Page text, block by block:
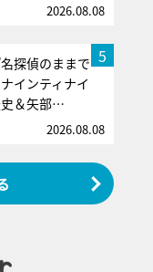
2026.08.08
5
探偵のままで
インティナイ
史＆矢部…
2026.08.08